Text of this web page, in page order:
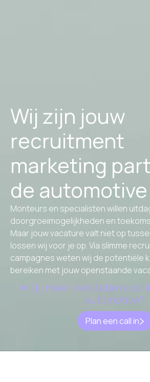
Wij zijn jouw
recruitment
marketing
de automotive
Monteurs en specialisten willen
doorgroeimogelijkheden en
Maar jouw vacature valt niet op
lossen wij voor je op. Via slimme
campagnes weten wij de potentiële
bereiken met jouw openstaande
Wil jij meer kwalitatieve
automotive?
Plan een call in